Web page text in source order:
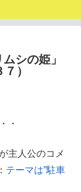
シの姫」
）
・
主人公のコメ
テーマは”駐車